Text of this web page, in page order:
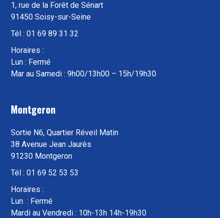
1, rue de la Forêt de Sénart
91450 Soisy-sur-Seine
Tél : 01 69 89 31 32
Horaires :
Lun : Fermé
Mar au Samedi : 9h00/13h00 – 15h/19h30
Montgeron
Sortie N6, Quartier Réveil Matin
38 Avenue Jean Jaurès
91230 Montgeron
Tél : 01 69 52 53 53
Horaires :
Lun : Fermé
Mardi au Vendredi : 10h-13h 14h-19h30